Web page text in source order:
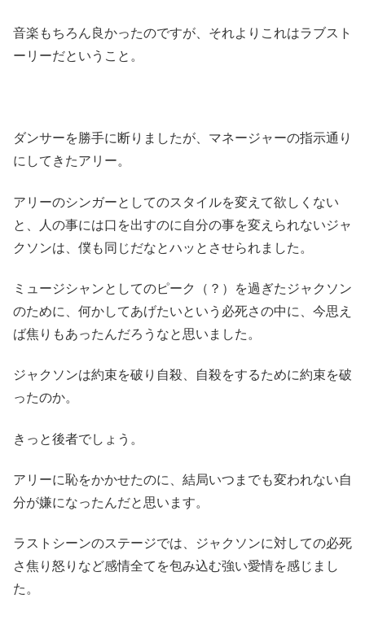
音楽もちろん良かったのですが、それよりこれはラブスト
ーリーだということ。
ダンサーを勝手に断りましたが、マネージャーの指示通り
にしてきたアリー。
アリーのシンガーとしてのスタイルを変えて欲しくない
と、人の事には口を出すのに自分の事を変えられないジャ
クソンは、僕も同じだなとハッとさせられました。
ミュージシャンとしてのピーク（？）を過ぎたジャクソン
のために、何かしてあげたいという必死さの中に、今思え
ば焦りもあったんだろうなと思いました。
ジャクソンは約束を破り自殺、自殺をするために約束を破
ったのか。
きっと後者でしょう。
アリーに恥をかかせたのに、結局いつまでも変われない自
分が嫌になったんだと思います。
ラストシーンのステージでは、ジャクソンに対しての必死
さ焦り怒りなど感情全てを包み込む強い愛情を感じまし
た。